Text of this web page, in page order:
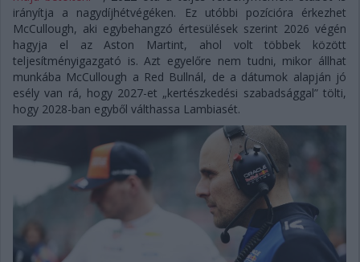
irányítja a nagydíjhétvégéken. Ez utóbbi pozícióra érkezhet
McCullough, aki egybehangzó értesülések szerint 2026 végén
hagyja el az Aston Martint, ahol volt többek között
teljesítményigazgató is. Azt egyelőre nem tudni, mikor állhat
munkába McCullough a Red Bullnál, de a dátumok alapján jó
esély van rá, hogy 2027-et „kertészkedési szabadsággal” tölti,
hogy 2028-ban egyből válthassa Lambiasét.